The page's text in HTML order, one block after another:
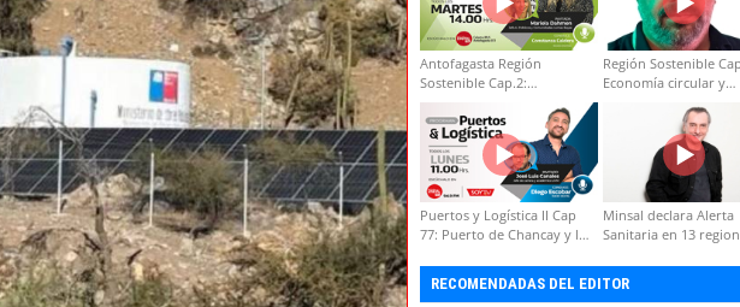
Antofagasta Región
Sostenible Cap.2:
Educación ambiental y
formación de capacidades
técnicas
Región Sostenible
Economía circular y
Puertos y Logística II Cap
77: Puerto de Chancay y la
Minsal declara Alerta
Sanitaria en 13
RECOMENDADAS DEL EDITOR